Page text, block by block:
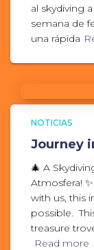
al skydiving
semana de
una rápida
NOTICIAS
Journey
🎄 A
Atmosfera!
with us, this
possible.
treasure
Read more